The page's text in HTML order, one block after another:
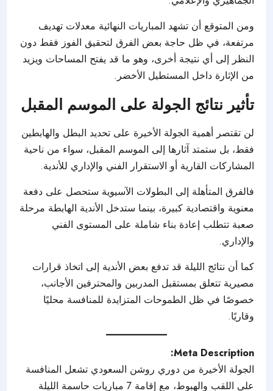
ومن المتوقع أن تشهد المباريات النهائية معدلات تهديف
مرتفعة، في ظل حاجة بعض الفرق لتحقيق الفوز فقط دون
النظر إلى أي نتيجة أخرى، وهو ما قد يفتح المساحات ويزيد
من الإثارة داخل المستطيل الأخضر.
تأثير نتائج الجولة على الموسم المقبل
لن تقتصر أهمية الجولة الأخيرة على تحديد البطل والهابطين
فقط، بل ستمتد آثارها إلى الموسم المقبل، سواء من ناحية
المشاركات القارية أو الاستقرار الفني والإداري للأندية.
فالفرق المتأهلة إلى البطولات الآسيوية ستحصل على دفعة
معنوية واقتصادية كبيرة، بينما ستدخل الأندية الهابطة مرحلة
صعبة تتطلب إعادة بناء شاملة على المستوى الفني
والإداري.
كما أن نتائج الليلة قد تدفع بعض الأندية إلى اتخاذ قرارات
مصيرية تتعلق بمستقبل المدربين والمحترفين الأجانب،
خصوصًا في ظل الطموحات المتزايدة للمنافسة محليًا
وقاريًا.
Meta Description:
الجولة الأخيرة مندوري روشن السعودي تشعل المنافسة
على اللقب والهبوط، مع إقامة 7 مباريات حاسمة الليلة